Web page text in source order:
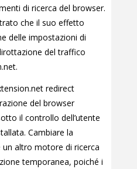
di ricerca del browser.
che il suo effetto
delle impostazioni di
del traffico
redirect
del browser
il controllo dell’utente
Cambiare la
altro motore di ricerca
temporanea, poiché i